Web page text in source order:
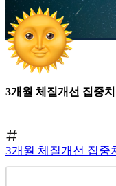
3개월 체질개선 집중
3개월 체질개선 집중